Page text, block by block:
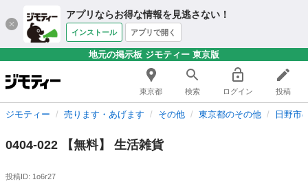
アプリならお得な情報を見逃さない！
インストール アプリで開く
地元の掲示板 ジモティー 東京版
東京都 検索 ログイン 投稿
ジモティー 売ります・あげます その他 東京都のその他 日野市
0404-022 【無料】 生活雑貨
投稿ID: 1o6r27